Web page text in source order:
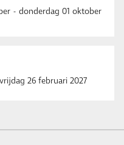
- donderdag 01 oktober
vrijdag 26 februari 2027